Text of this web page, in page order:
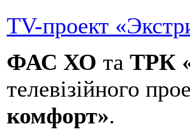
TV-проект
ФАС ХО та ТРК
телевізійного
комфорт».